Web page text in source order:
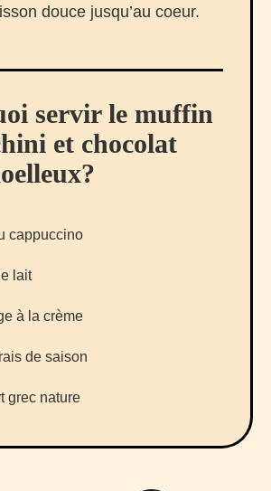
douce jusqu’au coeur.
servir le muffin
et chocolat
cappuccino
lait
à la crème
de saison
grec nature